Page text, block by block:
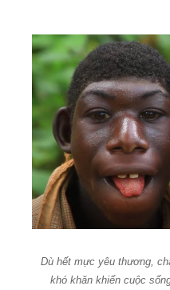
Dù hết mực yêu thương,
khó khăn khiến cuộc